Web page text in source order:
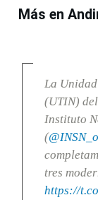
Más en
La
(UTIN)
Instituto
(
tres
https://